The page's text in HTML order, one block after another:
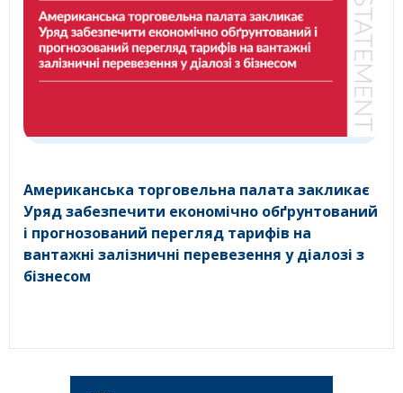
Американська торговельна палата закликає
Уряд забезпечити економічно обґрунтований
і прогнозований перегляд тарифів на
вантажні залізничні перевезення у діалозі з
бізнесом